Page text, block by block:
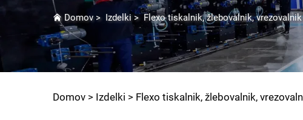
Domov> Izdelki > Flexo tiskalnik, žlebovalnik, vrezovalnik
Domov > Izdelki > Flexo tiskalnik, žlebovalnik,